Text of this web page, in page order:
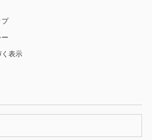
プ
表示